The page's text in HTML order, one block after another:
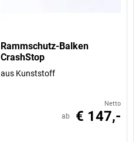
Rammschutz-Balken
CrashStop
aus Kunststoff
Netto
ab € 147,-